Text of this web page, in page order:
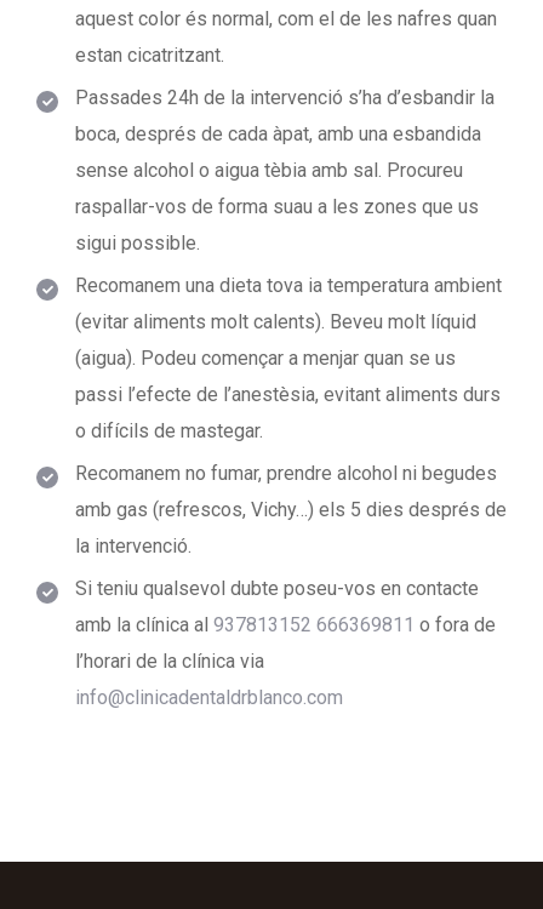
aquest color és normal, com el de les nafres quan
estan cicatritzant.
Passades 24h de la intervenció s’ha d’esbandir la
boca, després de cada àpat, amb una esbandida
sense alcohol o aigua tèbia amb sal. Procureu
raspallar-vos de forma suau a les zones que us
sigui possible.
Recomanem una dieta tova ia temperatura ambient
(evitar aliments molt calents). Beveu molt líquid
(aigua). Podeu començar a menjar quan se us
passi l’efecte de l’anestèsia, evitant aliments durs
o difícils de mastegar.
Recomanem no fumar, prendre alcohol ni begudes
amb gas (refrescos, Vichy…) els 5 dies després de
la intervenció.
Si teniu qualsevol dubte poseu-vos en contacte
amb la clínica al 937813152 666369811 o fora de
l’horari de la clínica via
info@clinicadentaldrblanco.com